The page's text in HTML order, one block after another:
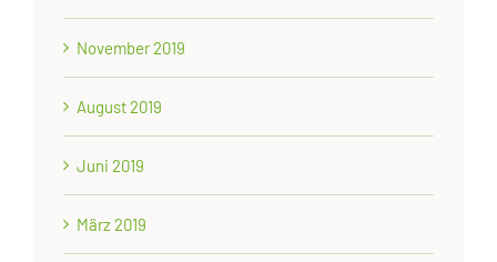
November 2019
August 2019
Juni 2019
März 2019